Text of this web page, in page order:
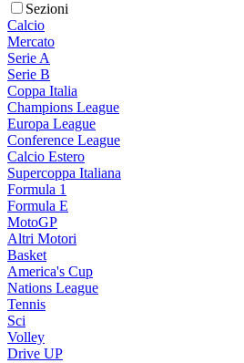
Sezioni
Calcio
Mercato
Serie A
Serie B
Coppa Italia
Champions League
Europa League
Conference League
Calcio Estero
Supercoppa Italiana
Formula 1
Formula E
MotoGP
Altri Motori
Basket
America's Cup
Nations League
Tennis
Sci
Volley
Drive UP